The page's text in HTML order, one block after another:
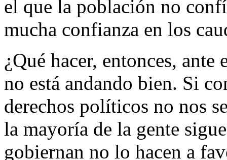
el que la población no
mucha confianza en los
¿Qué hacer, entonces,
no está andando bien. Si
derechos políticos no nos
la mayoría de la gente
gobiernan no lo hacen a